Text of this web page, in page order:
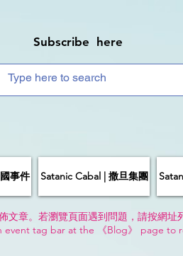
Subscribe here
事件 Satanic Cabal | 撒旦集團
文章。若瀏覽頁面遇到問題，請按網址
tag bar at the 《Blog》 page to